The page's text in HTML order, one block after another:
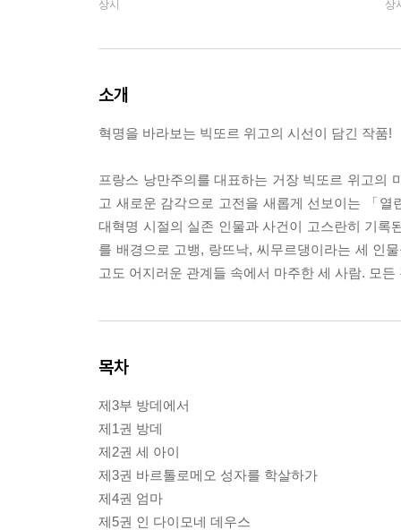
상시 상
소개
혁명을 바라보는 빅또르 위고의 시선이 담긴 작품!
프랑스 낭만주의를 대표하는 거장 빅또르 위고의
고 새로운 감각으로 고전을 새롭게 선보이는 「
대혁명 시절의 실존 인물과 사건이 고스란히 기록
를 배경으로 고뱅, 랑뜨낙, 씨무르댕이라는 세 인
고도 어지러운 관계들 속에서 마주한 세 사람. 모
목차
제3부 방데에서
제1권 방데
제2권 세 아이
제3권 바르톨로메오 성자를 학살하가
제4권 엄마
제5권 인 다이모네 데우스